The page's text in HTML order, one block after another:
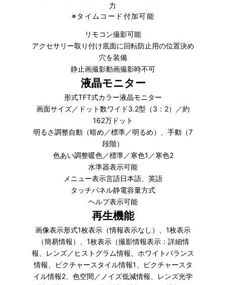
力
※ タイムコード付加可能
リモコン撮影可能
アクセサリー取り付け底面に回転防止用の位置決め
穴を装備
静止画撮影動画撮影時不可
液晶モニター
形式TFT式カラー液晶モニター
画面サイズ／ドット数ワイド3.2型（3：2）／約
162万ドット
明るさ調整自動（暗め／標準／明るめ）、手動（7
段階）
色あい調整暖色／標準／寒色1／寒色2
水準器表示可能
メニュー表示言語日本語、英語
タッチパネル静電容量方式
ヘルプ表示可能
再生機能
画像表示形式1枚表示（情報表示なし）、1枚表示
（簡易情報）、1枚表示（撮影情報表示：詳細情
報、レンズ／ヒストグラム情報、ホワイトバランス
情報、ピクチャースタイル情報1、ピクチャースタ
イル情報2、色空間／ノイズ低減情報、レンズ光学